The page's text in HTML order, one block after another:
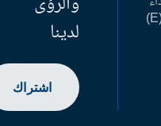
لدينا
اشتراك